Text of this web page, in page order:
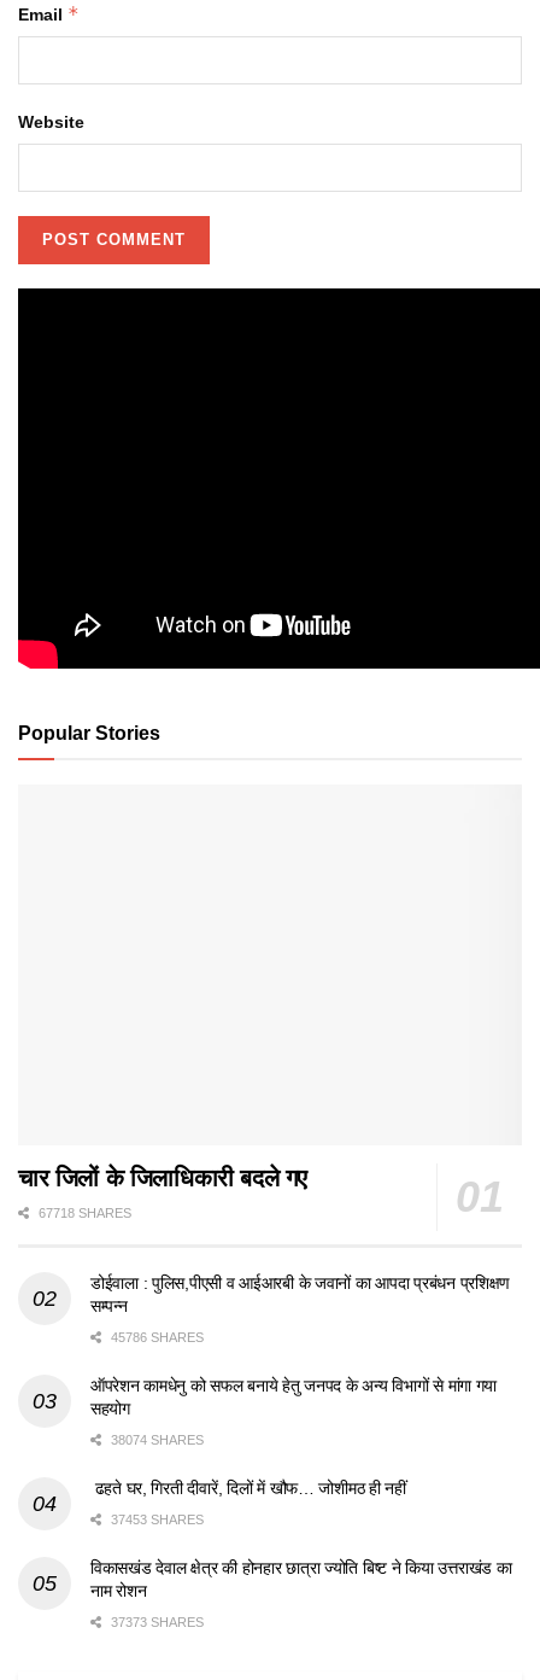
Email *
Website
Popular Stories
चार जिलों के जिलाधिकारी बदले गए
67718 SHARES
डोईवाला : पुलिस,पीएसी व आईआरबी के जवानों का आपदा प्रबंधन प्रशिक्षण
सम्पन्न
45786 SHARES
ऑपरेशन कामधेनु को सफल बनाये हेतु जनपद के अन्य विभागों से मांगा गया
सहयोग
38074 SHARES
ढहते घर, गिरती दीवारें, दिलों में खौफ… जोशीमठ ही नहीं
37453 SHARES
विकासखंड देवाल क्षेत्र की होनहार छात्रा ज्योति बिष्ट ने किया उत्तराखंड का
नाम रोशन
37373 SHARES